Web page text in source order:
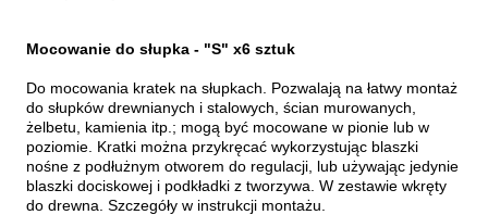
Mocowanie do słupka - "S" x6 sztuk
Do mocowania kratek na słupkach. Pozwalają na łatwy montaż
do słupków drewnianych i stalowych, ścian murowanych,
żelbetu, kamienia itp.; mogą być mocowane w pionie lub w
poziomie. Kratki można przykręcać wykorzystując blaszki
nośne z podłużnym otworem do regulacji, lub używając jedynie
blaszki dociskowej i podkładki z tworzywa. W zestawie wkręty
do drewna. Szczegóły w instrukcji montażu.